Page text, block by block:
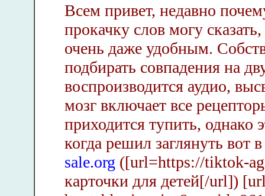
Всем привет, недавно
прокачку слов могу
очень даже удобным.
подбирать совпадения на
воспроизводится аудио,
мозг включает все
приходится тупить, однако
когда решил заглянуть вот
sale.org ([url=https://tiktok-
карточки для детей[/url])